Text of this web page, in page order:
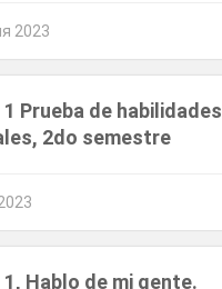
2023
Prueba de habilidades
2do semestre
Hablo de mi gente.